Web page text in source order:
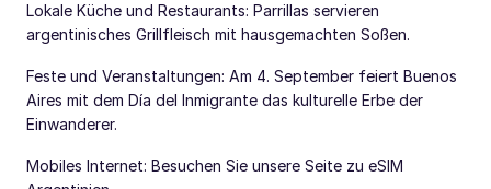
Lokale Küche und Restaurants: Parrillas servieren
argentinisches Grillfleisch mit hausgemachten Soßen.
Feste und Veranstaltungen: Am 4. September feiert Buenos
Aires mit dem Día del Inmigrante das kulturelle Erbe der
Einwanderer.
Mobiles Internet: Besuchen Sie unsere Seite zu eSIM